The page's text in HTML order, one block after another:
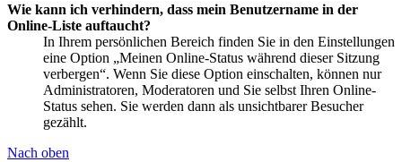
Wie kann ich verhindern, dass mein Benutzername in der
Online-Liste auftaucht?
In Ihrem persönlichen Bereich finden Sie in den Einstellungen
eine Option „Meinen Online-Status während dieser Sitzung
verbergen“. Wenn Sie diese Option einschalten, können nur
Administratoren, Moderatoren und Sie selbst Ihren Online-
Status sehen. Sie werden dann als unsichtbarer Besucher
gezählt.
Nach oben